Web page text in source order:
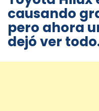
causando
pero ahora
dejó ver